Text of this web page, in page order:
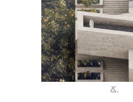
Ճ․